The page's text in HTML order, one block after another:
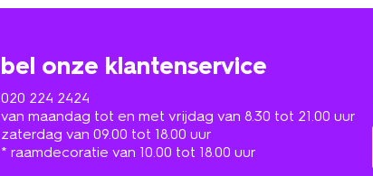
bel onze klantenservice
020 224 2424
van maandag tot en met vrijdag van 8.30 tot 21.00 uur
zaterdag van 09.00 tot 18.00 uur
* raamdecoratie van 10.00 tot 18.00 uur